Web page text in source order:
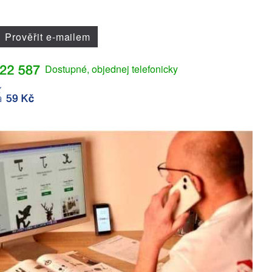
Prověřit e-mailem
Dostupné, objednej telefonicky